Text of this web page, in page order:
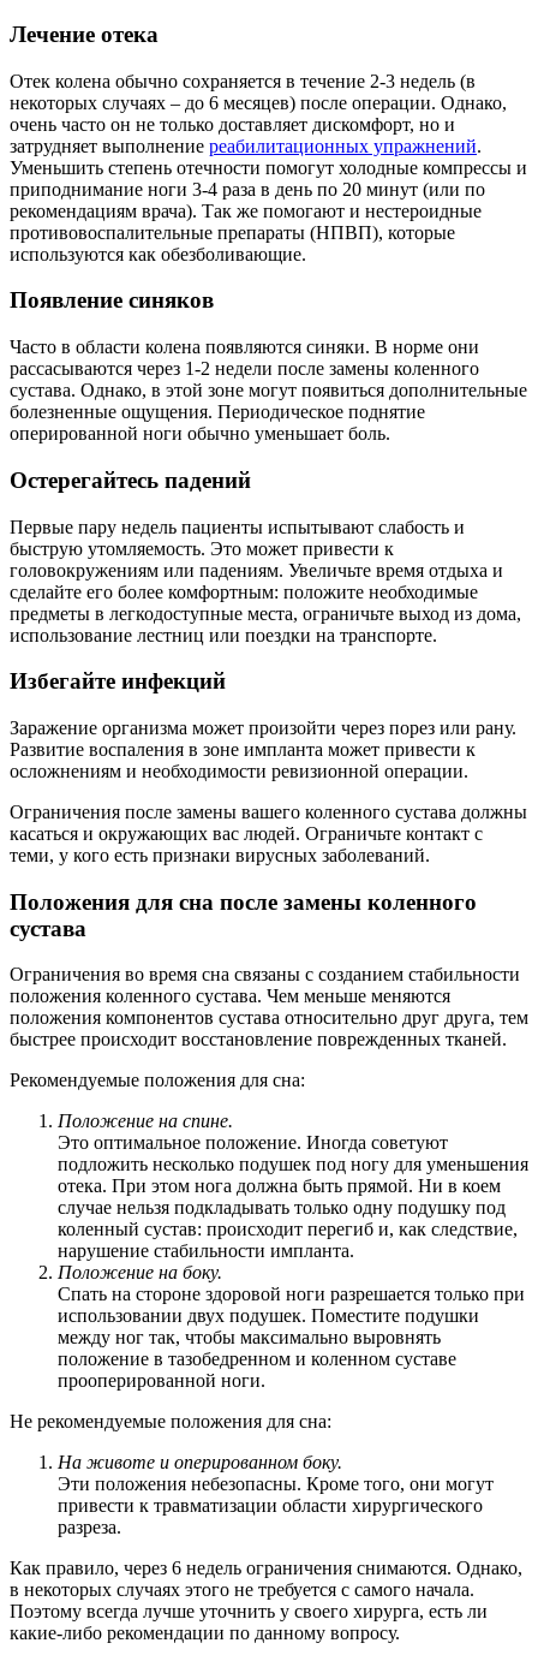
Лечение отека
Отек колена обычно сохраняется в течение 2-3 недель (в
некоторых случаях – до 6 месяцев) после операции. Однако,
очень часто он не только доставляет дискомфорт, но и
затрудняет выполнение реабилитационных упражнений.
Уменьшить степень отечности помогут холодные компрессы и
приподнимание ноги 3-4 раза в день по 20 минут (или по
рекомендациям врача). Так же помогают и нестероидные
противовоспалительные препараты (НПВП), которые
используются как обезболивающие.
Появление синяков
Часто в области колена появляются синяки. В норме они
рассасываются через 1-2 недели после замены коленного
сустава. Однако, в этой зоне могут появиться дополнительные
болезненные ощущения. Периодическое поднятие
оперированной ноги обычно уменьшает боль.
Остерегайтесь падений
Первые пару недель пациенты испытывают слабость и
быструю утомляемость. Это может привести к
головокружениям или падениям. Увеличьте время отдыха и
сделайте его более комфортным: положите необходимые
предметы в легкодоступные места, ограничьте выход из дома,
использование лестниц или поездки на транспорте.
Избегайте инфекций
Заражение организма может произойти через порез или рану.
Развитие воспаления в зоне импланта может привести к
осложнениям и необходимости ревизионной операции.
Ограничения после замены вашего коленного сустава должны
касаться и окружающих вас людей. Ограничьте контакт с
теми, у кого есть признаки вирусных заболеваний.
Положения для сна после замены коленного
сустава
Ограничения во время сна связаны с созданием стабильности
положения коленного сустава. Чем меньше меняются
положения компонентов сустава относительно друг друга, тем
быстрее происходит восстановление поврежденных тканей.
Рекомендуемые положения для сна:
Положение на спине.
Это оптимальное положение. Иногда советуют
подложить несколько подушек под ногу для уменьшения
отека. При этом нога должна быть прямой. Ни в коем
случае нельзя подкладывать только одну подушку под
коленный сустав: происходит перегиб и, как следствие,
нарушение стабильности импланта.
Положение на боку.
Спать на стороне здоровой ноги разрешается только при
использовании двух подушек. Поместите подушки
между ног так, чтобы максимально выровнять
положение в тазобедренном и коленном суставе
прооперированной ноги.
Не рекомендуемые положения для сна:
На животе и оперированном боку.
Эти положения небезопасны. Кроме того, они могут
привести к травматизации области хирургического
разреза.
Как правило, через 6 недель ограничения снимаются. Однако,
в некоторых случаях этого не требуется с самого начала.
Поэтому всегда лучше уточнить у своего хирурга, есть ли
какие-либо рекомендации по данному вопросу.